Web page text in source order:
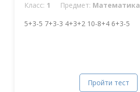
Класс: 1 Предмет: Математика
5+3-5 7+3-3 4+3+2 10-8+4 6+3-5
Пройти тест